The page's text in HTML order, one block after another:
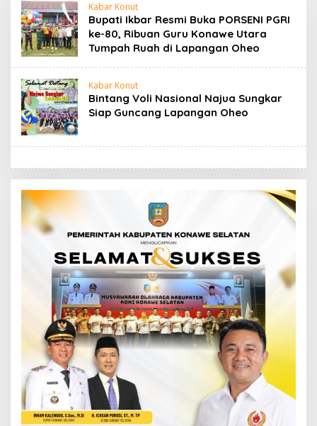
Kabar Konut
Bupati Ikbar Resmi Buka PORSENI PGRI
ke-80, Ribuan Guru Konawe Utara
Tumpah Ruah di Lapangan Oheo
Kabar Konut
Bintang Voli Nasional Najua Sungkar
Siap Guncang Lapangan Oheo